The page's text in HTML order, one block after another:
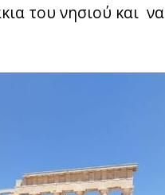
του νησιού και